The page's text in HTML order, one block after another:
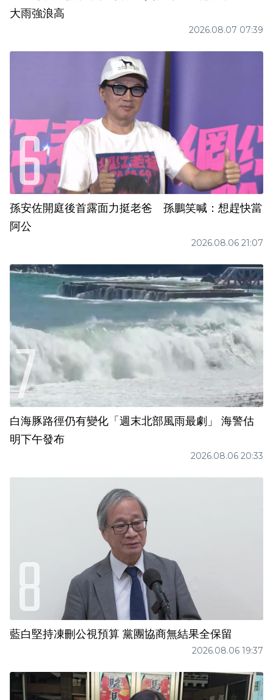
大雨強浪高
2026.08.07 07:39
孫安佐開庭後首露面力挺老爸 孫鵬笑喊：想趕快當
阿公
2026.08.06 21:07
白海豚路徑仍有變化「週末北部風雨最劇」 海警估
明下午發布
2026.08.06 20:33
藍白堅持凍刪公視預算 黨團協商無結果全保留
2026.08.06 19:37